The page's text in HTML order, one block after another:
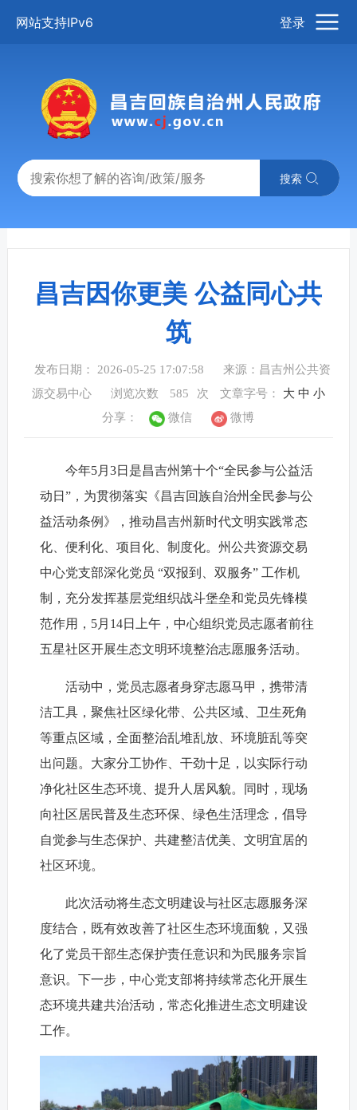
网站支持IPv6 登录
搜索
昌吉因你更美 公益同心共
筑
发布日期： 2026-05-25 17:07:58
来源：昌吉州公共资
源交易中心
浏览次数 585 次 文章字号： 大 中 小
分享：
微信 微博
今年5月3日是昌吉州第十个“全民参与公益活
动日”，为贯彻落实《昌吉回族自治州全民参与公
益活动条例》，推动昌吉州新时代文明实践常态
化、便利化、项目化、制度化。州公共资源交易
中心党支部深化党员 “双报到、双服务” 工作机
制，充分发挥基层党组织战斗堡垒和党员先锋模
范作用，5月14日上午，中心组织党员志愿者前往
五星社区开展生态文明环境整治志愿服务活动。
活动中，党员志愿者身穿志愿马甲，携带清
洁工具，聚焦社区绿化带、公共区域、卫生死角
等重点区域，全面整治乱堆乱放、环境脏乱等突
出问题。大家分工协作、干劲十足，以实际行动
净化社区生态环境、提升人居风貌。同时，现场
向社区居民普及生态环保、绿色生活理念，倡导
自觉参与生态保护、共建整洁优美、文明宜居的
社区环境。
此次活动将生态文明建设与社区志愿服务深
度结合，既有效改善了社区生态环境面貌，又强
化了党员干部生态保护责任意识和为民服务宗旨
意识。下一步，中心党支部将持续常态化开展生
态环境共建共治活动，常态化推进生态文明建设
工作。